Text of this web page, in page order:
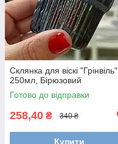
Склянка для віскі "Грінвіль",
250мл, Бірюзовий
Готово до відправки
258,40 ₴ 340 ₴
Купити